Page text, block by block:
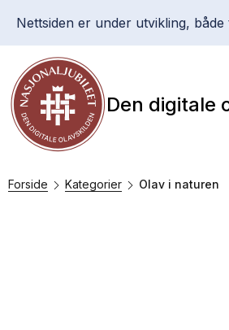
Nettsiden er under utvikling,
Den digitale
Forside Kategorier Olav i naturen